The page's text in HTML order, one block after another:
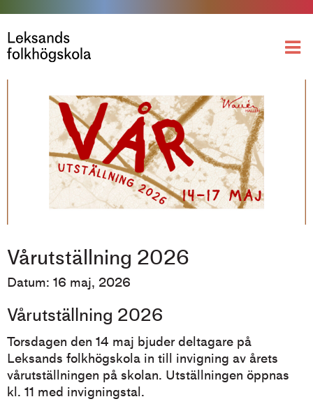
Vårutställning 2026
Datum: 16 maj, 2026
Vårutställning 2026
Torsdagen den 14 maj bjuder deltagare på
Leksands folkhögskola in till invigning av årets
vårutställningen på skolan. Utställningen öppnas
kl. 11 med invigningstal.